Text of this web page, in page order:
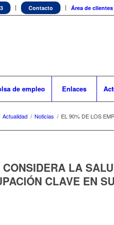
Contacto Área de clientes
de empleo Enlaces
Actualidad / Noticias / EL 90% DE LOS
LA
CLAVE EN